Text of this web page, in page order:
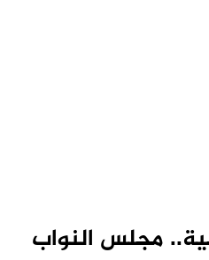
مجلس النواب